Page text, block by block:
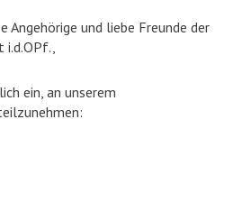
Angehörige und liebe Freunde der
i.d.OPf.,
ein, an unserem